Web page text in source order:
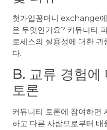
첫가입꽁머니 exchange
은 무엇인가요? 커뮤니티
로세스의 실용성에 대한
다.
B. 교류 경험에
토론
커뮤니티 토론에 참여하면
하고 다른 사람으로부터 배